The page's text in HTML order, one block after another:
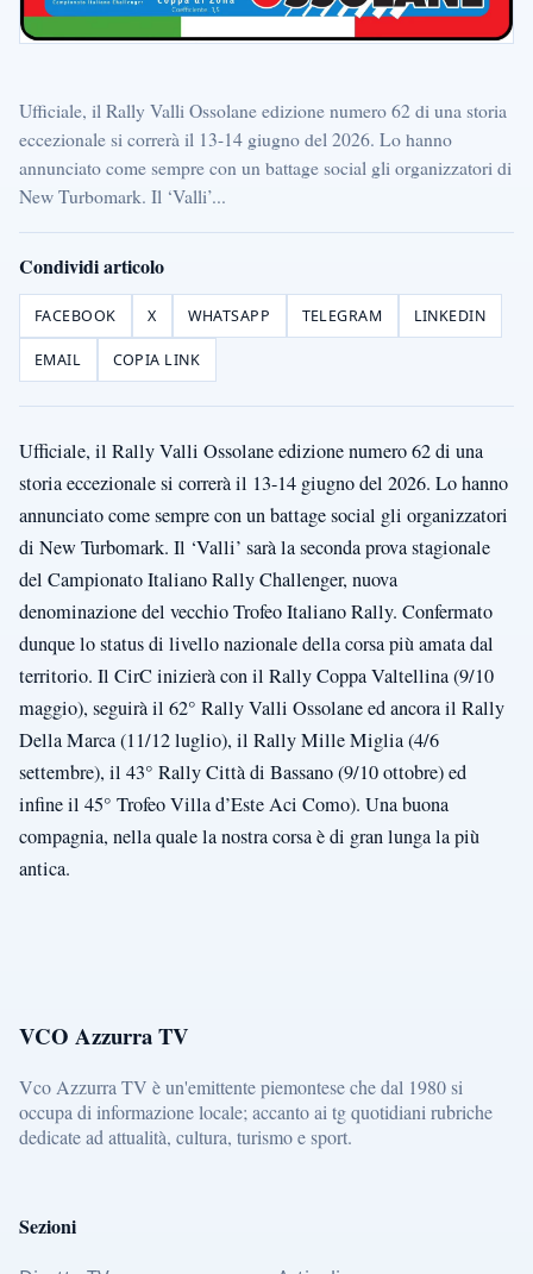
Ufficiale, il Rally Valli Ossolane edizione numero 62 di una storia
eccezionale si correrà il 13-14 giugno del 2026. Lo hanno
annunciato come sempre con un battage social gli organizzatori di
New Turbomark. Il ‘Valli’...
Condividi articolo
FACEBOOK X WHATSAPP TELEGRAM LINKEDIN
EMAIL COPIA LINK
Ufficiale, il Rally Valli Ossolane edizione numero 62 di una
storia eccezionale si correrà il 13-14 giugno del 2026. Lo hanno
annunciato come sempre con un battage social gli organizzatori
di New Turbomark. Il ‘Valli’ sarà la seconda prova stagionale
del Campionato Italiano Rally Challenger, nuova
denominazione del vecchio Trofeo Italiano Rally. Confermato
dunque lo status di livello nazionale della corsa più amata dal
territorio. Il CirC inizierà con il Rally Coppa Valtellina (9/10
maggio), seguirà il 62° Rally Valli Ossolane ed ancora il Rally
Della Marca (11/12 luglio), il Rally Mille Miglia (4/6
settembre), il 43° Rally Città di Bassano (9/10 ottobre) ed
infine il 45° Trofeo Villa d’Este Aci Como). Una buona
compagnia, nella quale la nostra corsa è di gran lunga la più
antica.
VCO Azzurra TV
Vco Azzurra TV è un'emittente piemontese che dal 1980 si
occupa di informazione locale; accanto ai tg quotidiani rubriche
dedicate ad attualità, cultura, turismo e sport.
Sezioni